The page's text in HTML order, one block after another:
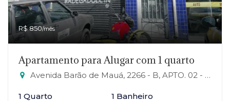
R$ 850/mês
Apartamento para Alugar com 1 quarto
Avenida Barão de Mauá, 2266 - B, APTO. 02 - Jardim Campo Verde, Mauá-SP
1 Quarto 1 Banheiro